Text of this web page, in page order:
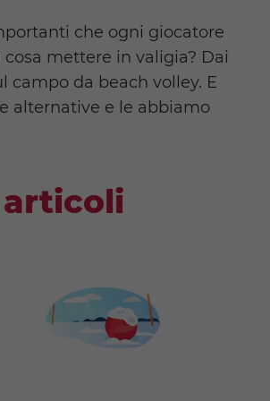
che ogni giocatore
mettere in valigia? Dai
da beach volley. E
alternative e le abbiamo